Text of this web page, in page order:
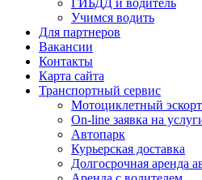
Учимся водить
Для партнеров
Вакансии
Контакты
Карта сайта
Транспортный сервис
Мотоциклетный эскорт
On-line заявка на
Автопарк
Курьерская доставка
Долгосрочная аренда